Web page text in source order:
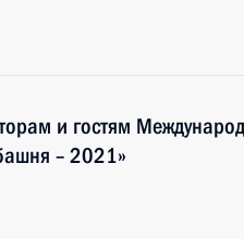
и гостям
– 2021»